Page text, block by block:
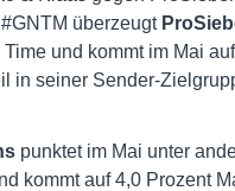
überzeugt
und kommt im Mai
in seiner Sender-
punktet im Mai unter
kommt auf 4,0 Prozent